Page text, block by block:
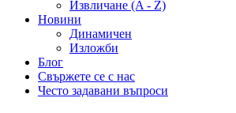
Извличане (A - Z)
Новини
Динамичен
Изложби
Блог
Свържете се с нас
Често задавани въпроси